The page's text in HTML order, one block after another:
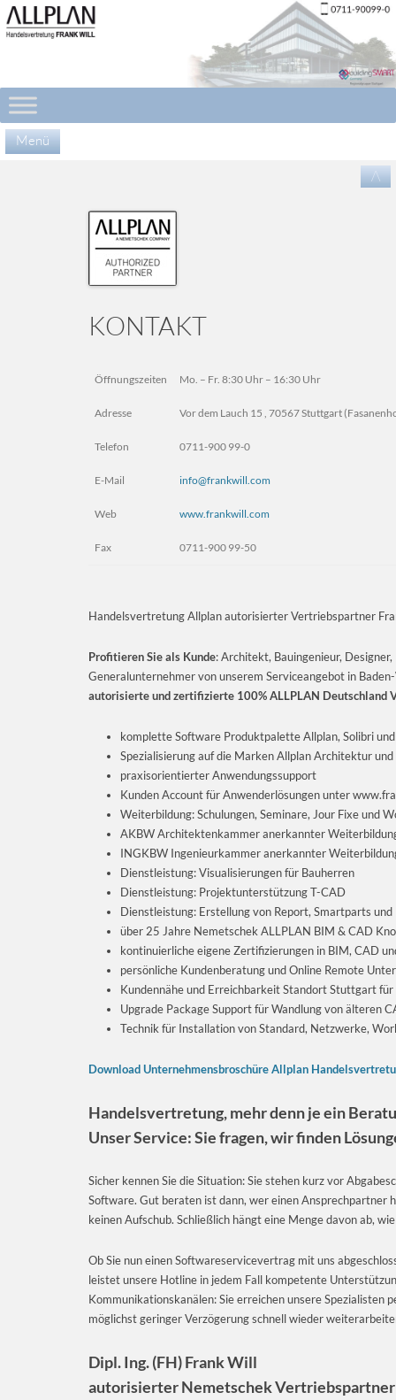
Menü
/\
KONTAKT
Öffnungszeiten Mo. – Fr. 8:30 Uhr – 16:30 Uhr
Adresse Vor dem Lauch 15 , 70567 Stuttgart
Telefon 0711-900 99-0
E-Mail info@frankwill.com
Web www.frankwill.com
Fax 0711-900 99-50
Handelsvertretung Allplan autorisierter Vertriebspartner
Profitieren Sie als Kunde: Architekt, Bauingenieur,
Generalunternehmer von unserem Serviceangebot in
autorisierte und zertifizierte 100% ALLPLAN Deutschland
komplette Software Produktpalette Allplan, Solibri
Spezialisierung auf die Marken Allplan Architektur
praxisorientierter Anwendungssupport
Kunden Account für Anwenderlösungen unter
Weiterbildung: Schulungen, Seminare, Jour Fixe und
AKBW Architektenkammer anerkannter
INGKBW Ingenieurkammer anerkannter
Dienstleistung: Visualisierungen für Bauherren
Dienstleistung: Projektunterstützung T-CAD
Dienstleistung: Erstellung von Report, Smartparts
über 25 Jahre Nemetschek ALLPLAN BIM & CAD
kontinuierliche eigene Zertifizierungen in BIM, CAD
persönliche Kundenberatung und Online Remote
Kundennähe und Erreichbarkeit Standort Stuttgart für
Upgrade Package Support für Wandlung von älteren
Technik für Installation von Standard, Netzwerke,
Download Unternehmensbroschüre Allplan
Handelsvertretung, mehr denn je ein
Unser Service: Sie fragen, wir finden
Sicher kennen Sie die Situation: Sie stehen kurz vor
Software. Gut beraten ist dann, wer einen
keinen Aufschub. Schließlich hängt eine Menge davon ab,
Ob Sie nun einen Softwareservicevertrag mit uns
leistet unsere Hotline in jedem Fall kompetente
Kommunikationskanälen: Sie erreichen unsere Spezialisten
möglichst geringer Verzögerung schnell wieder
Dipl. Ing. (FH) Frank Will
autorisierter Nemetschek